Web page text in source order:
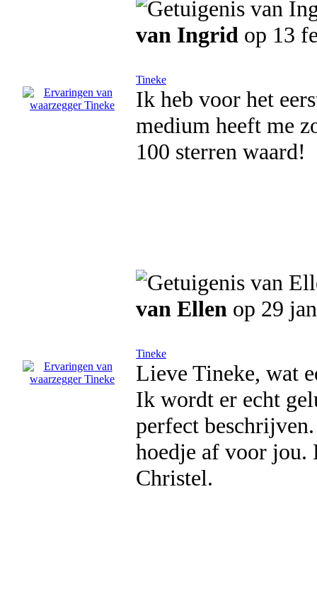
van Ingrid op 13
Tineke
Ik heb voor het
medium heeft me
100 sterren waard!
van Ellen op 29
Tineke
Lieve Tineke, wat
Ik wordt er echt
perfect
hoedje af voor jou.
Christel.